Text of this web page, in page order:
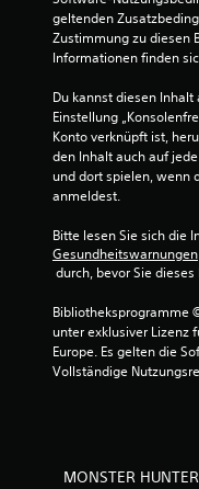
geltenden
Zustimmung zu diesen
Informationen finden
Du kannst diesen
Einstellung
Konto verknüpft ist,
den Inhalt auch auf
und dort spielen, wenn
anmeldest.
Bitte lesen Sie sich die
Gesundheitswarnungen
durch, bevor Sie
Bibliotheksprogramme
unter exklusiver Lizenz
Europe. Es gelten die
Vollständige
MONSTER